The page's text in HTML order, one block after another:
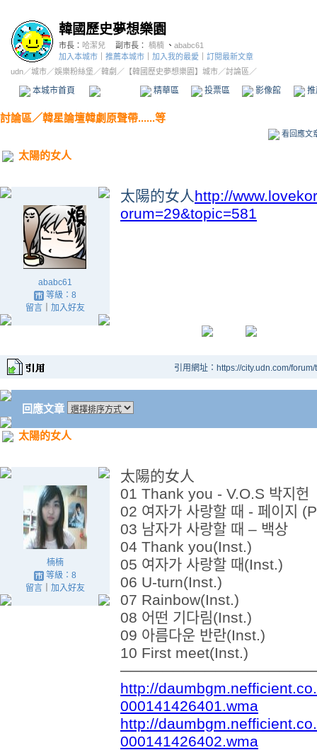
韓國歷史夢想樂園
市長： 哈潔兒 副市長： 楠楠 、 ababc61
加入本城市
推薦本城市 加入我的最愛
訂閱最新文章
udn／城市／娛樂粉絲堡 ／韓劇 ／ 【韓國歷史夢想樂園】城市／討論區／
本城市首頁 精華區 投票區 影像館
討論區／韓星論壇韓劇原聲帶......等
看回應文
太陽的女人
ababc61
等級：8
留言｜ 加入好友
太陽的女人http://
orum=29&topic=581
引用網址：https://city.udn.com/
回應文章
太陽的女人
楠楠
等級：8
留言｜ 加入好友
太陽的女人
01 Thank you - V.O.S 박지헌
02 여자가 사랑할 때 - 페이지
03 남자가 사랑할 때 – 백상
04 Thank you(Inst.)
05 여자가 사랑할 때(Inst.)
06 U-turn(Inst.)
07 Rainbow(Inst.)
08 어떤 기다림(Inst.)
09 아름다운 반란(Inst.)
10 First meet(Inst.)
http://
000141426401.wma
http://
000141426402.wma